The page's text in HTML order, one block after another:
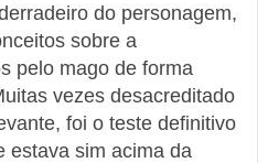
do personagem,
sobre a
pelo mago de forma
vezes desacreditado
foi o teste definitivo
estava sim acima da